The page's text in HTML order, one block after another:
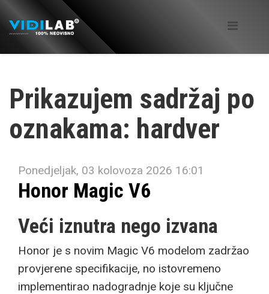
Prikazujem sadržaj po
oznakama: hardver
Ponedjeljak, 03 kolovoza 2026 16:01
Honor Magic V6
Veći iznutra nego izvana
Honor je s novim Magic V6 modelom zadržao
provjerene specifikacije, no istovremeno
implementirao nadogradnje koje su ključne